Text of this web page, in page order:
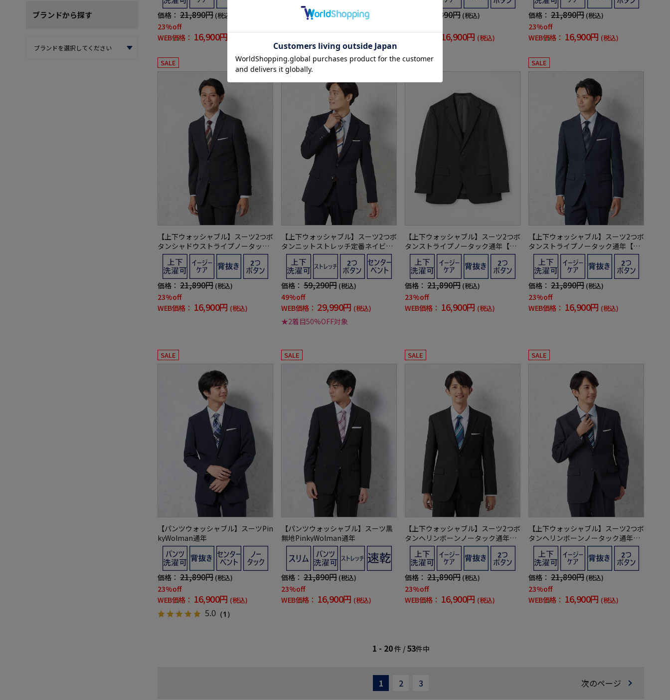
ブランドから探す 価格： 21,890円 (税込)
23%off
WEB価格： 16,900円
21,890円(税込)
16,900円
21,890円 (税込)
16,900円 (税込)
価格： 21,890円 (税込)
23%off
WEB価格： 16,900円 (税込)
SALE
【上下ウォッシャブル】スーツ2つボ
タンシャドウストライプノータック
通年【フュージョンクラブ】
価格： 21,890円 (税込)
23%off
WEB価格： 16,900円 (税込)
SALE OUTLET
【上下ウォッシャブル】スーツ2つボ
タンニットストレッチ定番ネイビー
シャドウストライプリッケンバッカ
ー【i-Suit-アイスーツ-】通年
価格： 59,290円 (税込)
49%off
WEB価格： 29,990円 (税込)
★2着目50%OFF対象
SALE
【上下ウォッシャブル】スーツ2つボ
タンストライプノータック通年【フ
ュージョンクラブ】
価格： 21,890円 (税込)
23%off
WEB価格： 16,900円 (税込)
SALE
【上下ウォッシャブル】スーツ2つボ
タンストライプノータック通年【フ
ュージョンクラブ】
価格： 21,890円 (税込)
23%off
WEB価格： 16,900円 (税込)
SALE
【パンツウォッシャブル】スーツPin
kyWolman通年
価格： 21,890円 (税込)
23%off
WEB価格： 16,900円 (税込)
5.0 （1）
SALE
【パンツウォッシャブル】スーツ黒
無地PinkyWolman通年
価格： 21,890円 (税込)
23%off
WEB価格： 16,900円 (税込)
SALE
【上下ウォッシャブル】スーツ2つボ
タンヘリンボーンノータック通年
【フュージョンクラブ】
価格： 21,890円 (税込)
23%off
WEB価格： 16,900円 (税込)
SALE
【上下ウォッシャブル】スーツ2つボ
タンヘリンボーンノータック通年
【フュージョンクラブ】
価格： 21,890円 (税込)
23%off
WEB価格： 16,900円 (税込)
1 - 20件 / 53件中
1 2 3 次のページ